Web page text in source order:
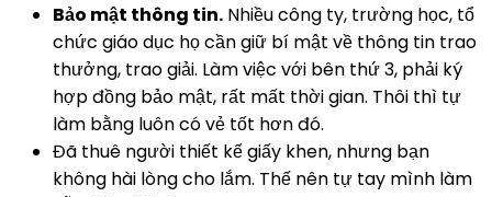
Bảo mật thông tin. Nhiều công ty, trường học, tổ
chức giáo dục họ cần giữ bí mật về thông tin trao
thưởng, trao giải. Làm việc với bên thứ 3, phải ký
hợp đồng bảo mật, rất mất thời gian. Thôi thì tự
làm bằng luôn có vẻ tốt hơn đó.
Đã thuê người thiết kế giấy khen, nhưng bạn
không hài lòng cho lắm. Thế nên tự tay mình làm